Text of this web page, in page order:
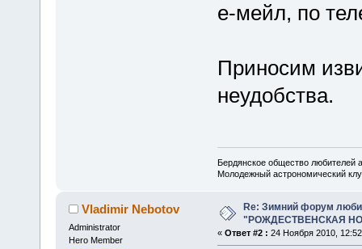
е-мейл, по
Приносим
неудобства.
Бердянское общество любителей
Молодежный астрономический
Vladimir Nebotov
Administrator
Hero Member
Re: Зимний форум
"РОЖДЕСТВЕНСКАЯ
« Ответ #2 : 24 Ноября 2010,